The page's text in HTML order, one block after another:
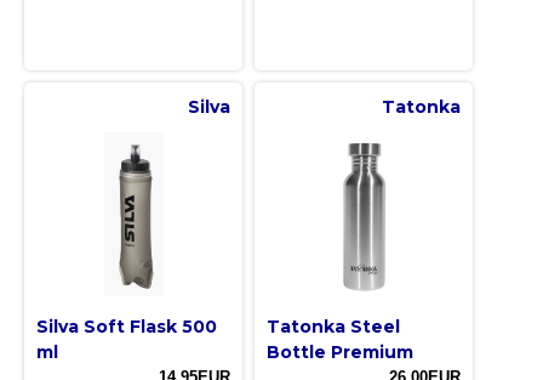
Silva
Silva Soft Flask 500
ml
Tatonka
Tatonka Steel
Bottle Premium